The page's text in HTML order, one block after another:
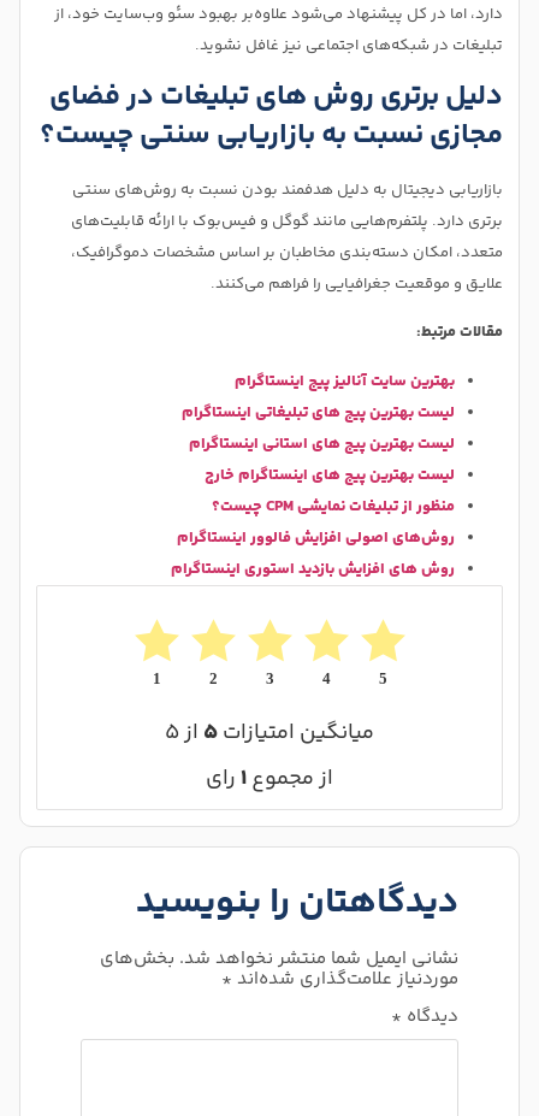
دارد، اما در کل پیشنهاد می‌شود علاوه‌بر بهبود سئو وب‌سایت خود، از
تبلیغات در شبکه‌های اجتماعی نیز غافل نشوید.
دلیل برتری روش های تبلیغات در فضای
مجازی نسبت به بازاریابی سنتی چیست؟
بازاریابی دیجیتال به دلیل هدفمند بودن نسبت به روش‌های سنتی
برتری دارد. پلتفرم‌هایی مانند گوگل و فیس‌بوک با ارائه قابلیت‌های
متعدد، امکان دسته‌بندی مخاطبان بر اساس مشخصات دموگرافیک،
علایق و موقعیت جغرافیایی را فراهم می‌کنند.
مقالات مرتبط:
بهترین سایت آنالیز پیج اینستاگرام
لیست بهترین پیج های تبلیغاتی اینستاگرام
لیست بهترین پیج های استانی اینستاگرام
لیست بهترین پیج های اینستاگرام خارج
منظور از تبلیغات نمایشی CPM چیست؟
روش‌های اصولی افزایش فالوور اینستاگرام
روش ‌های افزایش بازدید استوری اینستاگرام
5
4
3
2
1
میانگین امتیازات۵ از ۵
از مجموع۱رای
دیدگاهتان را بنویسید
نشانی ایمیل شما منتشر نخواهد شد. بخش‌های
موردنیاز علامت‌گذاری شده‌اند *
دیدگاه *